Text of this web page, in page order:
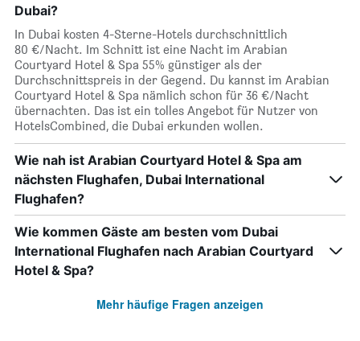
Dubai?
In Dubai kosten 4-Sterne-Hotels durchschnittlich
80 €/Nacht. Im Schnitt ist eine Nacht im Arabian
Courtyard Hotel & Spa 55% günstiger als der
Durchschnittspreis in der Gegend. Du kannst im Arabian
Courtyard Hotel & Spa nämlich schon für 36 €/Nacht
übernachten. Das ist ein tolles Angebot für Nutzer von
HotelsCombined, die Dubai erkunden wollen.
Wie nah ist Arabian Courtyard Hotel & Spa am
nächsten Flughafen, Dubai International
Flughafen?
Wie kommen Gäste am besten vom Dubai
International Flughafen nach Arabian Courtyard
Hotel & Spa?
Mehr häufige Fragen anzeigen